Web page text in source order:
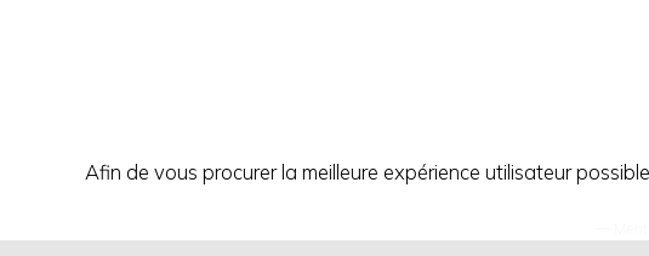
Afin de vous procurer la meilleure expérience utilisateur